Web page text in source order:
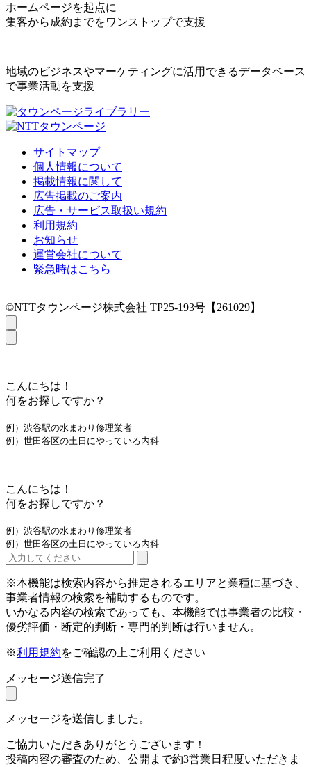
ホームページを起点に
集客から成約までをワンストップで支援
地域のビジネスやマーケティングに活用できるデータベース
で事業活動を支援
サイトマップ
個人情報について
掲載情報に関して
広告掲載のご案内
広告・サービス取扱い規約
利用規約
お知らせ
運営会社について
緊急時はこちら
©NTTタウンページ株式会社 TP25-193号【261029】
こんにちは！
何をお探しですか？
例）渋谷駅の水まわり修理業者
例）世田谷区の土日にやっている内科
こんにちは！
何をお探しですか？
例）渋谷駅の水まわり修理業者
例）世田谷区の土日にやっている内科
※本機能は検索内容から推定されるエリアと業種に基づき、
事業者情報の検索を補助するものです。
いかなる内容の検索であっても、本機能では事業者の比較・
優劣評価・断定的判断・専門的判断は行いません。
※利用規約をご確認の上ご利用ください
メッセージ送信完了
メッセージを送信しました。
ご協力いただきありがとうございます！
投稿内容の審査のため、公開まで約3営業日程度いただきま